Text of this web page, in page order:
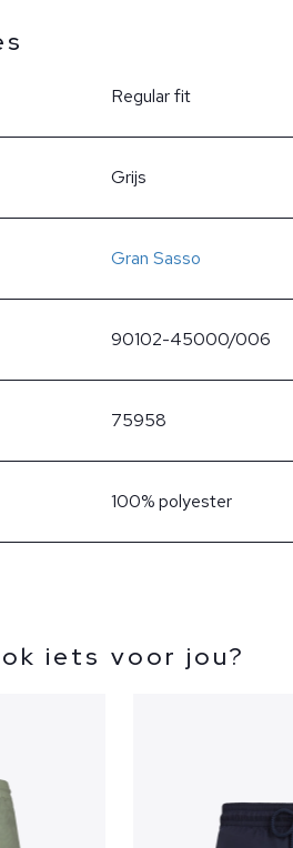
Regular fit
Grijs
Gran Sasso
90102-45000/006
75958
100% polyester
iets voor jou?